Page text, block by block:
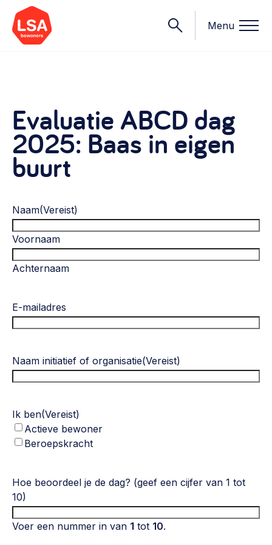
Menu
Onderwerpen
Starten van een initiatief
Rechtsvormen, positionering, organisatiemodellen >
Financieringsvormen, administratie, begroting en omzet >
Organisatie en beheer
Bestuur, horeca, evenementen, verhuur en communicatie >
>
ontmoetingsplekken >
Bewonersbedrijf starten, ondernemingsplan maken >
Buurtbewoners verbinden
Zorgzame gemeenschappen
Betrokken buurten, contact stimuleren, netwerken
uitbreiden >
Wat we doen
Onze leden
Contact
Nieuws
Bijeenkomsten
Team
Lid worden
030 231 7511
info@lsabewoners.nl
Evaluatie ABCD dag
2025: Baas in eigen
buurt
Naam(Vereist)
Voornaam
Achternaam
E-mailadres
Naam initiatief of organisatie(Vereist)
Ik ben(Vereist)
Actieve bewoner
Beroepskracht
Hoe beoordeel je de dag? (geef een cijfer van 1 tot
10)
Voer een nummer in van 1 tot 10.